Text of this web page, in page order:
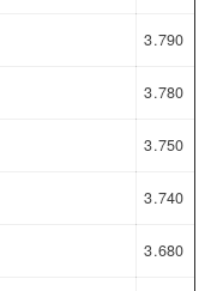
3.790
3.780
3.750
3.740
3.680